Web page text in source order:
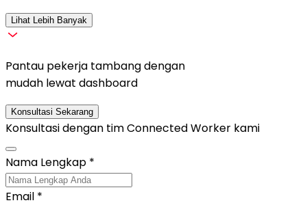
Lihat Lebih Banyak
Pantau pekerja tambang dengan
mudah lewat dashboard
Konsultasi Sekarang
Konsultasi dengan timConnected Worker kami
Nama Lengkap *
Email *